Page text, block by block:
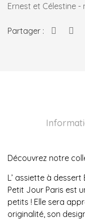
Ernest et Célestine
Partager :
Découvrez notre
L’ assiette à
Petit Jour Paris est
petits ! Elle sera
originalité, son